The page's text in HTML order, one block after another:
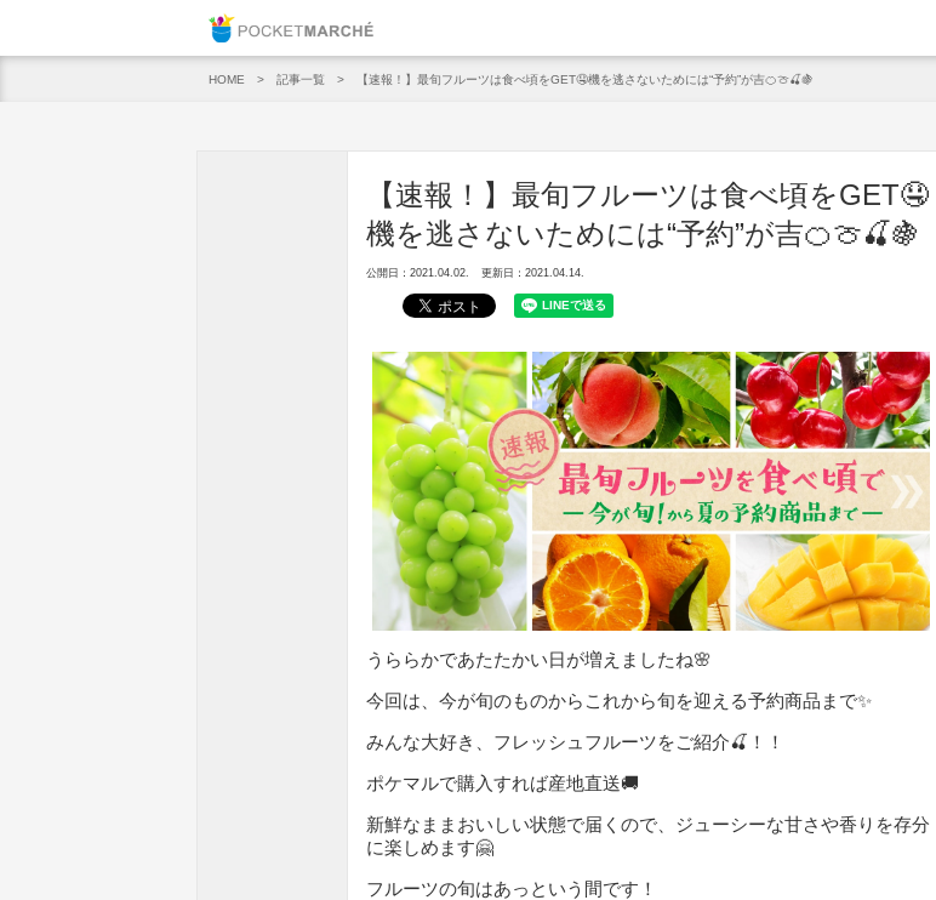
HOME 記事一覧 【速報！】最旬フルーツは食べ頃をGET🤤機を逃さないためには“予約”が吉🍊🍈🍒🍇
【速報！】最旬フルーツは食べ頃をGET🤤
機を逃さないためには“予約”が吉🍊🍈🍒🍇
公開日：2021.04.02. 更新日：2021.04.14.
うららかであたたかい日が増えましたね🌸
今回は、今が旬のものからこれから旬を迎える予約商品まで✨
みんな大好き、フレッシュフルーツをご紹介🍒！！
ポケマルで購入すれば産地直送🚚
新鮮なままおいしい状態で届くので、ジューシーな甘さや香りを存分
に楽しめます🤗
フルーツの旬はあっという間です！